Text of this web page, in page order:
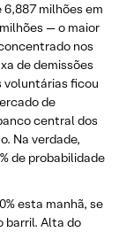
milhões em
— o maior
nos
de demissões
voluntárias ficou
de
central dos
Na verdade,
de probabilidade
esta manhã, se
barril. Alta do